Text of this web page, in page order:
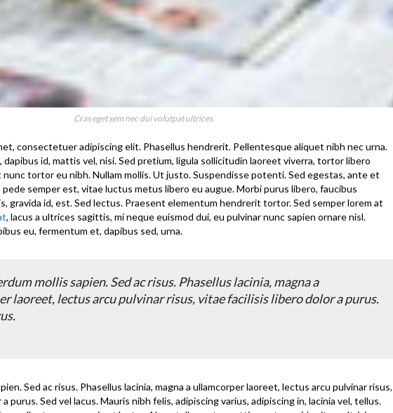
Cras eget sem nec dui volutpat ultrices.
consectetuer adipiscing elit. Phasellus hendrerit. Pellentesque aliquet nibh nec urna.
dapibus id, mattis vel, nisi. Sed pretium, ligula sollicitudin laoreet viverra, tortor libero
tortor eu nibh. Nullam mollis. Ut justo. Suspendisse potenti. Sed egestas, ante et
semper est, vitae luctus metus libero eu augue. Morbi purus libero, faucibus
gravida id, est. Sed lectus. Praesent elementum hendrerit tortor. Sed semper lorem at
, lacus a ultrices sagittis, mi neque euismod dui, eu pulvinar nunc sapien ornare nisl.
eu, fermentum et, dapibus sed, urna.
mollis sapien. Sed ac risus. Phasellus lacinia, magna a
laoreet, lectus arcu pulvinar risus, vitae facilisis libero dolor a purus.
Sed ac risus. Phasellus lacinia, magna a ullamcorper laoreet, lectus arcu pulvinar risus,
purus. Sed vel lacus. Mauris nibh felis, adipiscing varius, adipiscing in, lacinia vel, tellus.